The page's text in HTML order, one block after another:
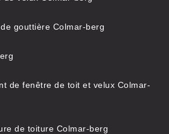
gouttière Colmar-berg
de fenêtre de toit et velux Colmar-
de toiture Colmar-berg